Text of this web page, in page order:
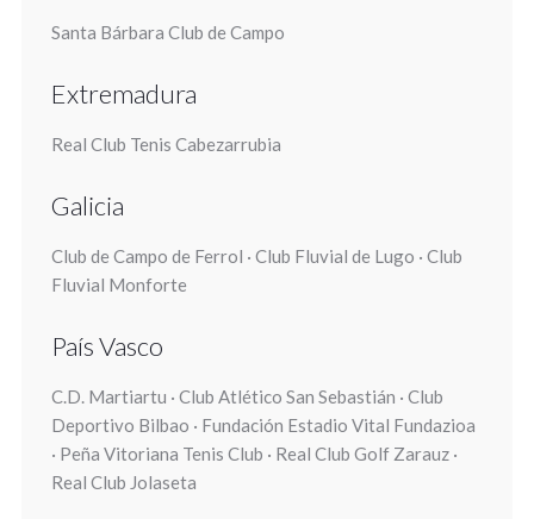
Santa Bárbara Club de Campo
Extremadura
Real Club Tenis Cabezarrubia
Galicia
Club de Campo de Ferrol · Club Fluvial de Lugo · Club
Fluvial Monforte
País Vasco
C.D. Martiartu · Club Atlético San Sebastián · Club
Deportivo Bilbao · Fundación Estadio Vital Fundazioa
· Peña Vitoriana Tenis Club · Real Club Golf Zarauz ·
Real Club Jolaseta